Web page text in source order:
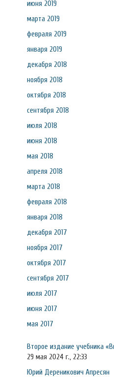
июня 2019
марта 2019
февраля 2019
января 2019
декабря 2018
ноября 2018
октября 2018
сентября 2018
июля 2018
июня 2018
мая 2018
апреля 2018
марта 2018
февраля 2018
января 2018
декабря 2017
ноября 2017
октября 2017
сентября 2017
июля 2017
июня 2017
мая 2017
Второе издание учебника
29 мая 2024 г., 22:33
Юрий Дереникович Апресян